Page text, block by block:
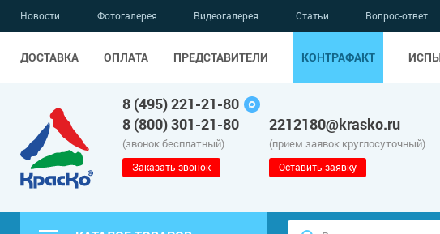
Новости Фотогалерея Видеогалерея Статьи Вопрос-ответ
ДОСТАВКА ОПЛАТА ПРЕДСТАВИТЕЛИ КОНТРАФАКТ
8 (495) 221-21-80
8 (800) 301-21-80
(звонок бесплатный)
Заказать звонок
2212180@krasko.ru
(прием заявок круглосуточный)
Оставить заявку